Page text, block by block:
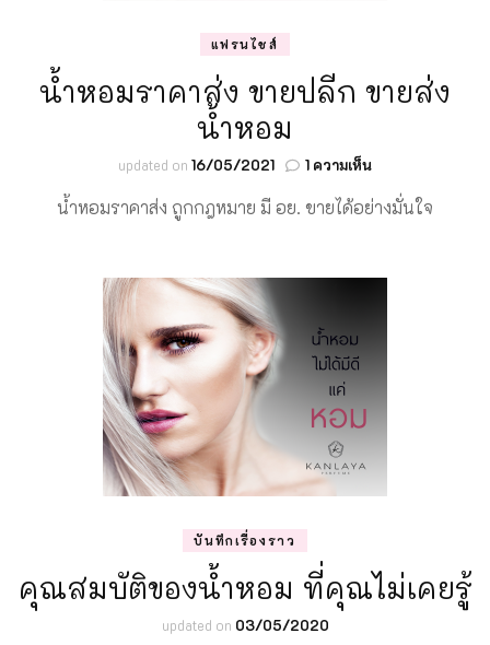
แฟรนไชส์
น้ำหอมราคาส่ง ขายปลีก ขายส่ง
น้ำหอม
updated on 16/05/2021 1 ความเห็น
ราคา
น้ำหอมราคาส่ง ถูกกฎหมาย มี อย. ขายได้อย่างมั่นใจ
บันทึกเรื่องราว
คุณสมบัติของน้ำหอม ที่คุณไม่เคยรู้
updated on 03/05/2020